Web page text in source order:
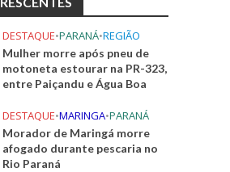
DESTAQUE•PARANÁ•REGIÃO
Mulher morre após pneu de
motoneta estourar na PR-323,
entre Paiçandu e Água Boa
DESTAQUE•MARINGA•PARANÁ
Morador de Maringá morre
afogado durante pescaria no
Rio Paraná